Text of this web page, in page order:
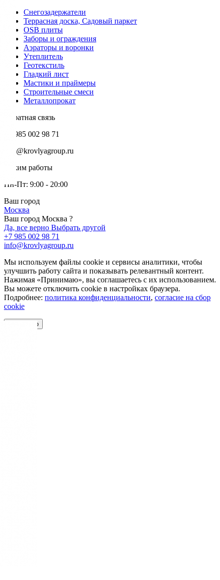
Снегозадержатели
Террасная доска, Садовый паркет
OSB плиты
Заборы и ограждения
Аэраторы и воронки
Утеплитель
Геотекстиль
Гладкий лист
Мастики и праймеры
Строительные смеси
Металлопрокат
Обратная связь
+7 985 002 98 71
info@krovlyagroup.ru
Режим работы
Пн-Пт: 9:00 - 20:00
Ваш город
Москва
Ваш город Москва ?
Да, все верно Выбрать другой
+7 985 002 98 71
info@krovlyagroup.ru
Мы используем файлы cookie и сервисы аналитики, чтобы
улучшить работу сайта и показывать релевантный контент.
Нажимая «Принимаю», вы соглашаетесь с их использованием.
Вы можете отключить cookie в настройках браузера.
Подробнее: политика конфиденциальности, согласие на сбор
cookie
Принимаю